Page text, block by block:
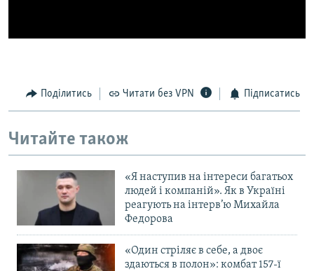
Усі сайти RFE/RL
Поділитись Читати без VPN Підписатись
Читайте також
«Я наступив на інтереси багатьох
людей і компаній». Як в Україні
реагують на інтерв’ю Михайла
Федорова
«Один стріляє в себе, а двоє
здаються в полон»: комбат 157-ї